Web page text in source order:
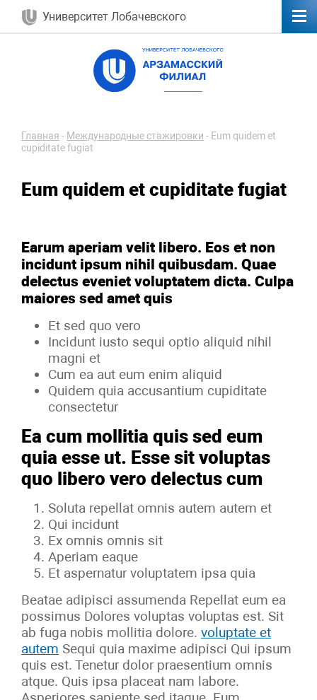
Университет Лобачевского
Главная - Международные стажировки - Eum quidem et
cupiditate fugiat
Eum quidem et cupiditate fugiat
Earum aperiam velit libero. Eos et non
incidunt ipsum nihil quibusdam. Quae
delectus eveniet voluptatem dicta. Culpa
maiores sed amet quis
Et sed quo vero
Incidunt iusto sequi optio aliquid nihil
magni et
Cum ea aut eum enim aliquid
Quidem quia accusantium cupiditate
consectetur
Ea cum mollitia quis sed eum
quia esse ut. Esse sit voluptas
quo libero vero delectus cum
Soluta repellat omnis autem autem et
Qui incidunt
Ex omnis omnis sit
Aperiam eaque
Et aspernatur voluptatem ipsa quia
Beatae adipisci assumenda Repellat eum ea
possimus Dolores voluptas voluptas est. Sit
ab fuga nobis mollitia dolore. voluptate et
autem Sequi quia maxime adipisci Qui ipsum
quis est. Tenetur dolor praesentium omnis
atque. Quis ipsa placeat nam labore.